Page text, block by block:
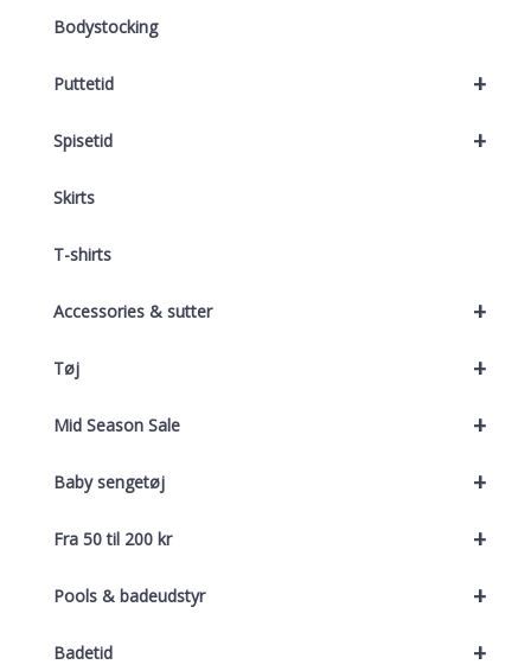
Bodystocking
+
Puttetid
+
Spisetid
Skirts
T-shirts
+
Accessories & sutter
+
Tøj
+
Mid Season Sale
+
Baby sengetøj
+
Fra 50 til 200 kr
+
Pools & badeudstyr
+
Badetid